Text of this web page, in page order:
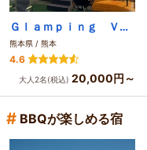
Ｇｌａｍｐｉｎｇ Ｖｉｌｌａｇｅ Ｌｅａｆ
熊本県 / 熊本
4.6
大人2名(税込) 20,000円～
# BBQが楽しめる宿